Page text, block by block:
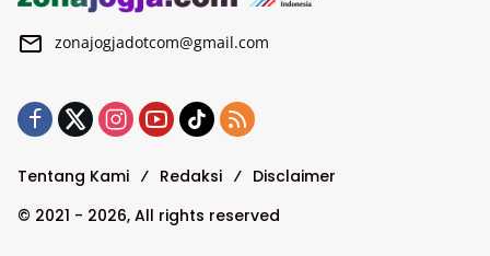
zonajogjadotcom@gmail.com
Tentang Kami Redaksi
Disclaimer
© 2021 - 2026, All rights reserved